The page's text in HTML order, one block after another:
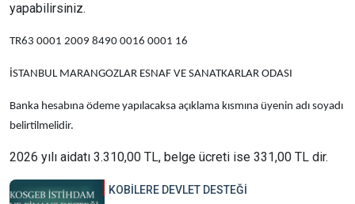
yapabilirsiniz.
TR63 0001 2009 8490 0016 0001 16
İSTANBUL MARANGOZLAR ESNAF VE SANATKARLAR ODASI
Banka hesabına ödeme yapılacaksa açıklama kısmına üyenin adı soyadı
belirtilmelidir.
2026 yılı aidatı 3.310,00 TL, belge ücreti ise 331,00 TL dir.
KOBİLERE DEVLET DESTEĞİ